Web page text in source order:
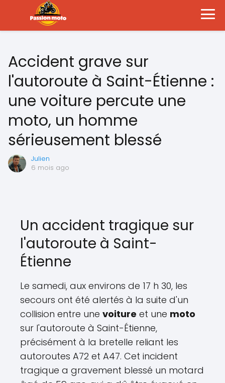
Accident grave sur
l'autoroute à Saint-Étienne :
une voiture percute une
moto, un homme
sérieusement blessé
Julien
6 mois ago
Un accident tragique sur
l'autoroute à Saint-
Étienne
Le samedi, aux environs de 17 h 30, les
secours ont été alertés à la suite d'un
collision entre une voiture et une moto
sur l'autoroute à Saint-Étienne,
précisément à la bretelle reliant les
autoroutes A72 et A47. Cet incident
tragique a gravement blessé un motard